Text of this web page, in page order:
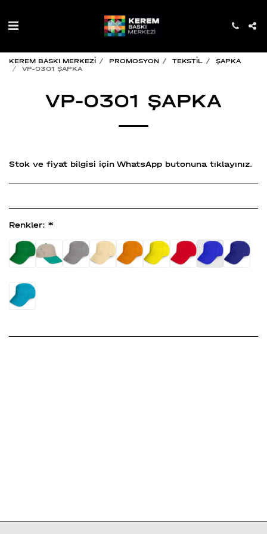
KEREM BASKI MERKEZİ PROMOSYON TEKSTİL
ŞAPKA
VP-0301 ŞAPKA
VP-0301 ŞAPKA
Stok ve fiyat bilgisi için WhatsApp butonuna tıklayınız.
Renkler: *